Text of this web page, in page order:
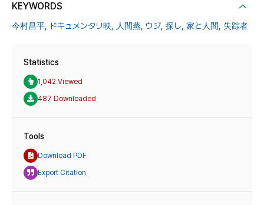
KEYWORDS
今村昌平, ドキュメンタリ映, 人間蒸, ウジ, 探し, 家と人間, 失踪者
Statistics
1,042 Viewed
487 Downloaded
Tools
Download PDF
Export Citation